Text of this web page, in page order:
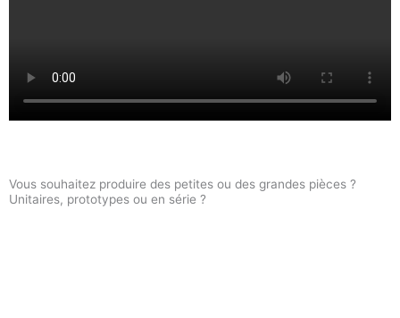
Vous souhaitez produire des petites ou des grandes pièces ?
Unitaires, prototypes ou en série ?